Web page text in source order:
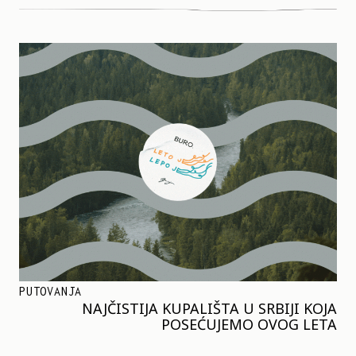
PUTOVANJA
NAJČISTIJA KUPALIŠTA U SRBIJI KOJA
POSEĆUJEMO OVOG LETA